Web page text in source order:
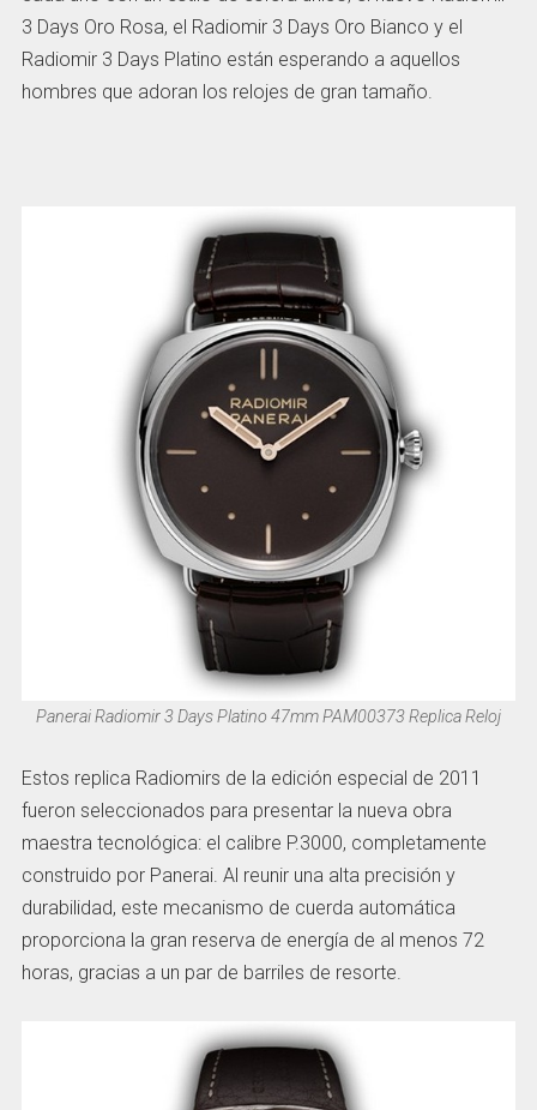
3 Days Oro Rosa, el Radiomir 3 Days Oro Bianco y el
Radiomir 3 Days Platino están esperando a aquellos
hombres que adoran los relojes de gran tamaño.
Panerai Radiomir 3 Days Platino 47mm PAM00373 Replica Reloj
Estos replica Radiomirs de la edición especial de 2011
fueron seleccionados para presentar la nueva obra
maestra tecnológica: el calibre P.3000, completamente
construido por Panerai. Al reunir una alta precisión y
durabilidad, este mecanismo de cuerda automática
proporciona la gran reserva de energía de al menos 72
horas, gracias a un par de barriles de resorte.